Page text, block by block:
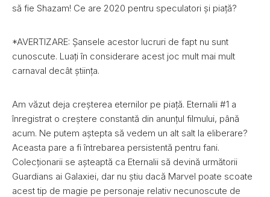
să fie Shazam! Ce are 2020 pentru speculatori și piață?
*AVERTIZARE: Șansele acestor lucruri de fapt nu sunt
cunoscute. Luați în considerare acest joc mult mai mult
carnaval decât știința.
Am văzut deja creșterea eternilor pe piață. Eternalii #1 a
înregistrat o creștere constantă din anunțul filmului, până
acum. Ne putem aștepta să vedem un alt salt la eliberare?
Aceasta pare a fi întrebarea persistentă pentru fani.
Colecționarii se așteaptă ca Eternalii să devină următorii
Guardians ai Galaxiei, dar nu știu dacă Marvel poate scoate
acest tip de magie pe personaje relativ necunoscute de